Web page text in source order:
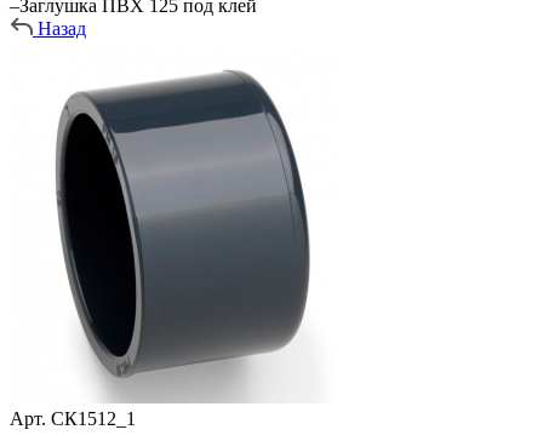
–Заглушка ПВХ 125 под клей
Назад
Арт. СК1512_1